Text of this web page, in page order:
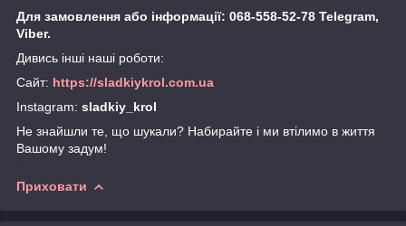
Для замовлення або інформації: 068-558-52-78 Telegram,
Viber.
Дивись інші наші роботи:
Сайт: https://sladkiykrol.com.ua
Instagram: sladkiy_krol
Не знайшли те, що шукали? Набирайте і ми втілимо в життя
Вашому задум!
Приховати